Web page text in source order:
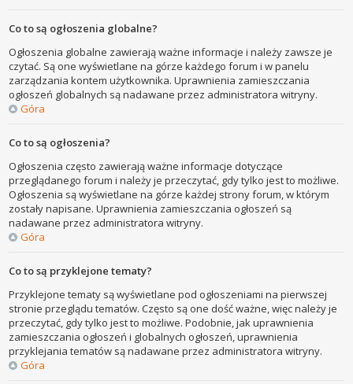
Co to są ogłoszenia globalne?
Ogłoszenia globalne zawierają ważne informacje i należy zawsze je
czytać. Są one wyświetlane na górze każdego forum i w panelu
zarządzania kontem użytkownika. Uprawnienia zamieszczania
ogłoszeń globalnych są nadawane przez administratora witryny.
Góra
Co to są ogłoszenia?
Ogłoszenia często zawierają ważne informacje dotyczące
przeglądanego forum i należy je przeczytać, gdy tylko jest to możliwe.
Ogłoszenia są wyświetlane na górze każdej strony forum, w którym
zostały napisane. Uprawnienia zamieszczania ogłoszeń są
nadawane przez administratora witryny.
Góra
Co to są przyklejone tematy?
Przyklejone tematy są wyświetlane pod ogłoszeniami na pierwszej
stronie przeglądu tematów. Często są one dość ważne, więc należy je
przeczytać, gdy tylko jest to możliwe. Podobnie, jak uprawnienia
zamieszczania ogłoszeń i globalnych ogłoszeń, uprawnienia
przyklejania tematów są nadawane przez administratora witryny.
Góra